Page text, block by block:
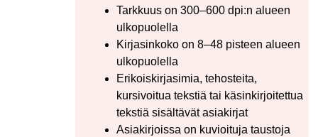
Tarkkuus on 300–600 dpi:n alueen
ulkopuolella
Kirjasinkoko on 8–48 pisteen alueen
ulkopuolella
Erikoiskirjasimia, tehosteita,
kursivoitua tekstiä tai käsinkirjoitettua
tekstiä sisältävät asiakirjat
Asiakirjoissa on kuvioituja taustoja